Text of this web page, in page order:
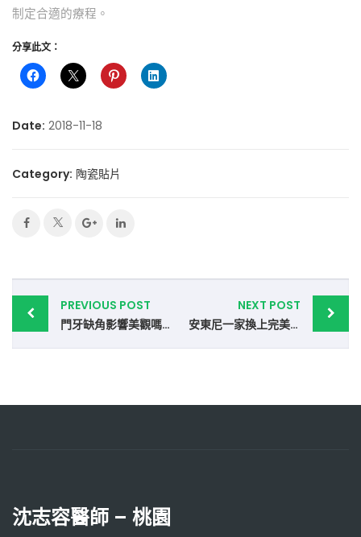
制定合適的療程。
分享此文：
Date: 2018-11-18
Category: 陶瓷貼片
Post
navigation
PREVIOUS POST
門牙缺角影響美觀嗎？推薦用陶瓷貼片修復
NEXT POST
安東尼一家換上完美的瓷牙貼片「貝齒」
沈志容醫師 – 桃園